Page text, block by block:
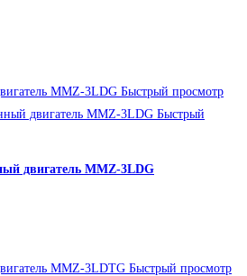
Быстрый просмотр
Быстрый
двигатель MMZ-3LDG
Быстрый просмотр